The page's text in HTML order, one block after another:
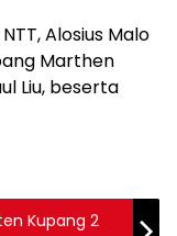
Alosius Malo
Marthen
Liu, beserta
Kupang 2